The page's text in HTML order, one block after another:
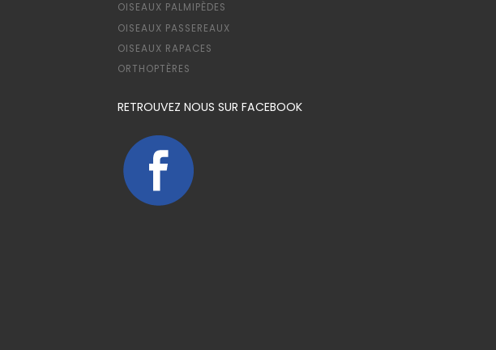
OISEAUX PALMIPÈDES
OISEAUX PASSEREAUX
OISEAUX RAPACES
ORTHOPTÈRES
RETROUVEZ NOUS SUR FACEBOOK